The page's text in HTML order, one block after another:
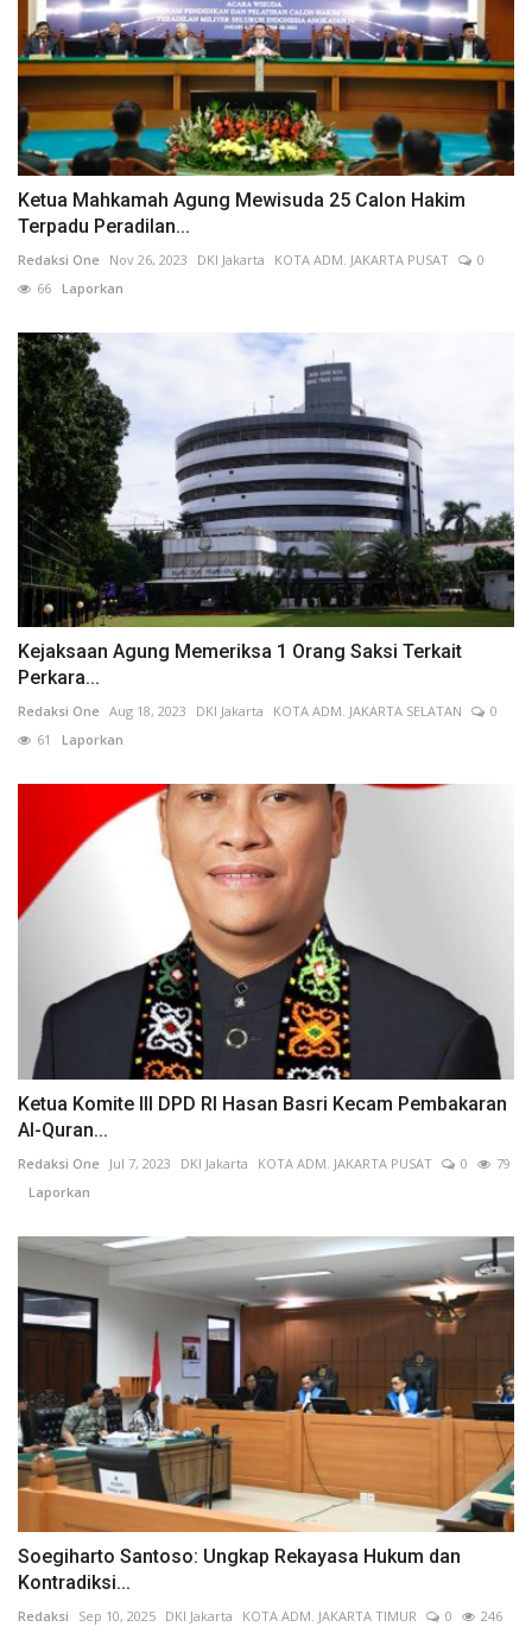
Ketua Mahkamah Agung Mewisuda 25 Calon Hakim
Terpadu Peradilan...
Redaksi One Nov 26, 2023 DKI Jakarta KOTA ADM. JAKARTA PUSAT
0
66 Laporkan
Kejaksaan Agung Memeriksa 1 Orang Saksi Terkait
Perkara...
Redaksi One Aug 18, 2023 DKI Jakarta KOTA ADM. JAKARTA SELATAN
0
61
Laporkan
Ketua Komite III DPD RI Hasan Basri Kecam Pembakaran
Al-Quran...
Redaksi One Jul 7, 2023 DKI Jakarta KOTA ADM. JAKARTA PUSAT 0
79
Laporkan
Soegiharto Santoso: Ungkap Rekayasa Hukum dan
Kontradiksi...
Redaksi Sep 10, 2025 DKI Jakarta KOTA ADM. JAKARTA TIMUR 0
246